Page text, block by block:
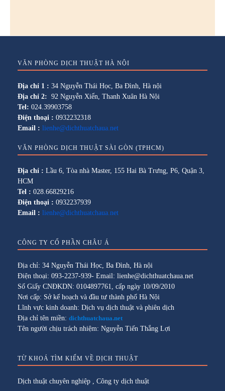
VĂN PHÒNG DỊCH THUẬT HÀ NỘI
Địa chỉ 1 : 34 Nguyễn Thái Học, Ba Đình, Hà nội
Địa chỉ 2: 92 Nguyễn Xiển, Thanh Xuân Hà Nội
Tel: 024.39903758
Điện thoại : 0932232318
Email : lienhe@dichthuatchaua.net
VĂN PHÒNG DỊCH THUẬT SÀI GÒN (TPHCM)
Địa chỉ : Lầu 6, Tòa nhà Master, 155 Hai Bà Trưng, P6, Quận 3,
HCM
Tel : 028.66829216
Điện thoại : 0932237939
Email : lienhe@dichthuatchaua.net
CÔNG TY CỔ PHẦN CHÂU Á
Địa chỉ: 34 Nguyễn Thái Học, Ba Đình, Hà nội
Điện thoại: 093-2237-939- Email: lienhe@dichthuatchaua.net
Số Giấy CNĐKDN: 0104897761, cấp ngày 10/09/2010
Nơi cấp: Sở kế hoạch và đầu tư thành phố Hà Nội
Lĩnh vực kinh doanh: Dịch vụ dịch thuật và phiên dịch
Địa chỉ tên miền: dichthuatchaua.net
Tên người chịu trách nhiệm: Nguyễn Tiến Thắng Lợi
TỪ KHOÁ TÌM KIẾM VỀ DỊCH THUẬT
Dịch thuật chuyên nghiệp , Công ty dịch thuật